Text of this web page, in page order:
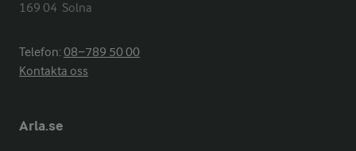
169 04  Solna
Telefon:08−789 50 00
Kontakta oss
Arla.se